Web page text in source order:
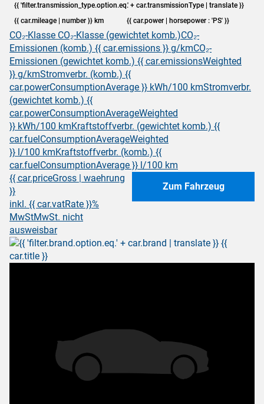
{{ 'filter.transmission_type.option.eq.' + car.transmissionType | translate }}
{{ car.mileage | number }} km
{{ car.power | horsepower : 'PS' }}
CO₂-Klasse CO₂-Klasse (gewichtet komb.)CO₂-
Emissionen (komb.) {{ car.emissions }} g/kmCO₂-
Emissionen (gewichtet komb.) {{ car.emissionsWeighted
}} g/kmStromverbr. (komb.) {{
car.powerConsumptionAverage }} kWh/100 kmStromverbr.
(gewichtet komb.) {{
car.powerConsumptionAverageWeighted
}} kWh/100 kmKraftstoffverbr. (gewichtet komb.) {{
car.fuelConsumptionAverageWeighted
}} l/100 kmKraftstoffverbr. (komb.) {{
car.fuelConsumptionAverage }} l/100 km
{{ car.priceGross | waehrung
}}
inkl. {{ car.vatRate }}%
MwStMwSt. nicht
ausweisbar
Zum Fahrzeug